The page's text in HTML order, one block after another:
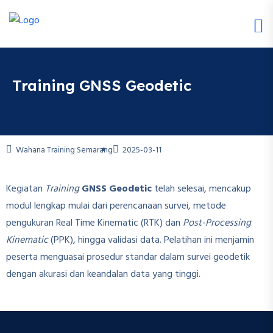
Training GNSS Geodetic
Wahana Training Semarang 2025-03-11
Kegiatan TrainingGNSS Geodetictelah selesai, mencakup
modul lengkap mulai dari perencanaan survei, metode
pengukuran Real Time Kinematic (RTK) dan Post-Processing
Kinematic(PPK), hingga validasi data. Pelatihan ini menjamin
peserta menguasai prosedur standar dalam survei geodetik
dengan akurasi dan keandalan data yang tinggi.